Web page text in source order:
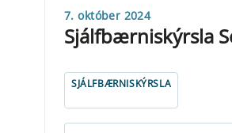
7. október 2024
Sjálfbærniskýrsla
SJÁLFBÆRNISKÝRSLA